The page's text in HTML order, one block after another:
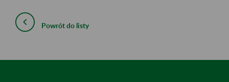
Powrót do listy